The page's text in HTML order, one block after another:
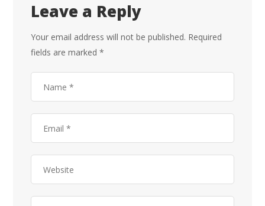
Leave a Reply
Your email address will not be published. Required
fields are marked*